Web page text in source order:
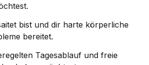
bist und dir harte körperliche
bereitet.
Tagesablauf und freie